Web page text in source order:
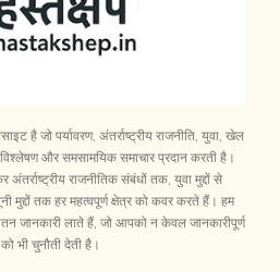
है जो पर्यावरण, अंतर्राष्ट्रीय राजनीति, युवा, खेल
और समसामयिक समाचार प्रदान करती है।
राजनीतिक संबंधों तक, युवा मुद्दों से
तक हर महत्वपूर्ण क्षेत्र को कवर करते हैं। हम
जानकारी लाते हैं, जो आपको न केवल जानकारीपूर्ण
भी चुनौती देती है।